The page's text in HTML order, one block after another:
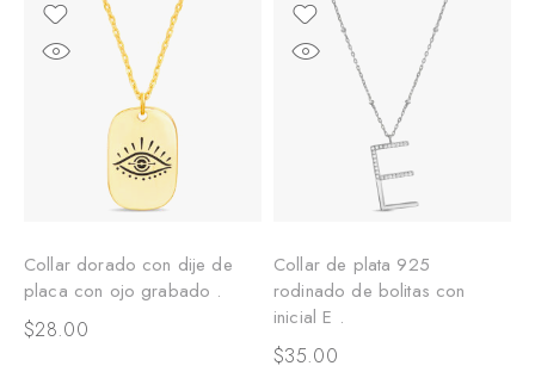
Collar dorado con dije de
placa con ojo grabado .
$28.00
Collar de plata 925
rodinado de bolitas con
inicial E .
$35.00